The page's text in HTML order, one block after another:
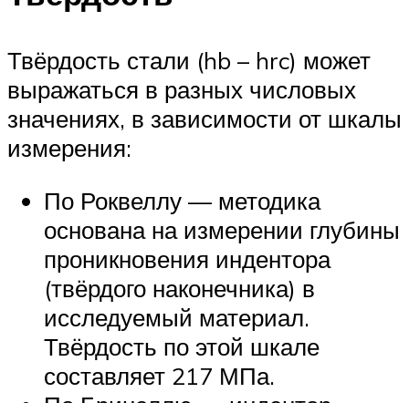
Твёрдость стали (hb – hrc) может
выражаться в разных числовых
значениях, в зависимости от шкалы
измерения:
По Роквеллу — методика
основана на измерении глубины
проникновения индентора
(твёрдого наконечника) в
исследуемый материал.
Твёрдость по этой шкале
составляет 217 МПа.